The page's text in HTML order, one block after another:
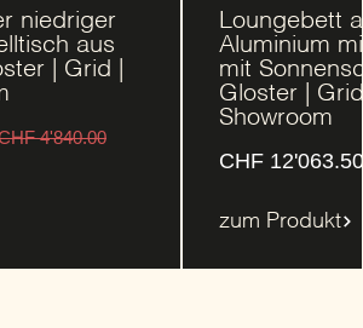
niedriger
aus
| Grid |
4'840.00
Loungebett
Aluminium
mit
Gloster |
Showroom
CHF 12'063.50
zum Produkt